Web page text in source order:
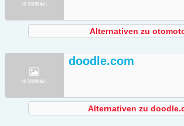
Alternativen zu
doodle.com
Alternativen zu